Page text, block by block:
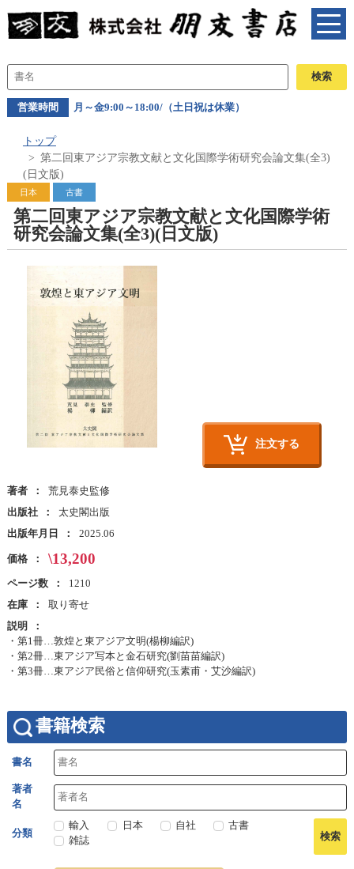
営業時間 月～金9:00～18:00/（土日祝は休業）
トップ
第二回東アジア宗教文献と文化国際学術研究会論文集(全3)
(日文版)
日本 古書
第二回東アジア宗教文献と文化国際学術
研究会論文集(全3)(日文版)
注文する
著者
荒見泰史監修
出版社
太史閣出版
出版年月日
2025.06
価格 \13,200
ページ数
1210
在庫
取り寄せ
説明
・第1冊…敦煌と東アジア文明(楊柳編訳)
・第2冊…東アジア写本と金石研究(劉苗苗編訳)
・第3冊…東アジア民俗と信仰研究(玉素甫・艾沙編訳)
書籍検索
書名
著者
名
分類
輸入 日本 自社
古書
雑誌